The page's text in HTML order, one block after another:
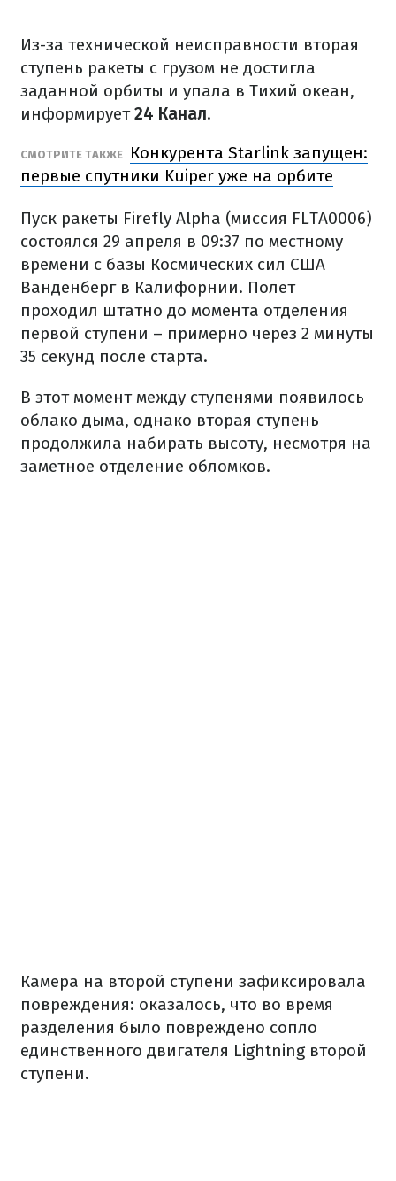
Из-за технической неисправности вторая
ступень ракеты с грузом не достигла
заданной орбиты и упала в Тихий океан,
информирует24 Канал.
СМОТРИТЕ ТАКЖЕ
Конкурента Starlink запущен:
первые спутники Kuiper уже на орбите
Пуск ракеты Firefly Alpha (миссия FLTA0006)
состоялся 29 апреля в 09:37 по местному
времени с базы Космических сил США
Ванденберг в Калифорнии. Полет
проходил штатно до момента отделения
первой ступени – примерно через 2 минуты
35 секунд после старта.
В этот момент между ступенями появилось
облако дыма, однако вторая ступень
продолжила набирать высоту, несмотря на
заметное отделение обломков.
Камера на второй ступени зафиксировала
повреждения: оказалось, что во время
разделения было повреждено сопло
единственного двигателя Lightning второй
ступени.